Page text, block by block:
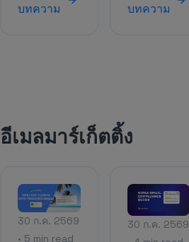
บทความ
บทความ
อีเมลมาร์เก็ตติ้ง
30 ก.ค. 2569
• 5 min read
30 ก.ค. 2569